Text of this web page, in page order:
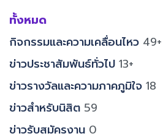
ทั้งหมด
กิจกรรมและความเคลื่อนไหว 49+
ข่าวประชาสัมพันธ์ทั่วไป 13+
ข่าวรางวัลและความภาคภูมิใจ 18
ข่าวสำหรับนิสิต 59
ข่าวรับสมัครงาน 0